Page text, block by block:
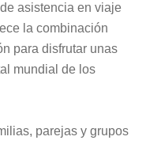
asistencia en viaje
la combinación
para disfrutar unas
mundial de los
parejas y grupos